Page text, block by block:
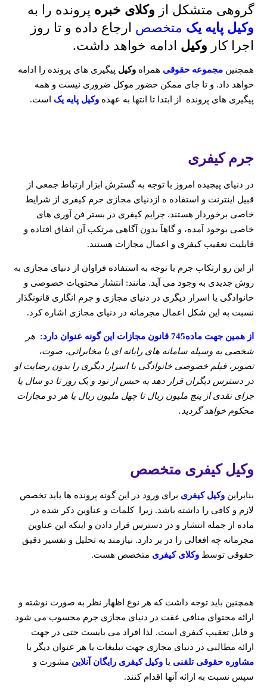
گروهی متشکل از وکلای خبره پرونده را به
وکیل پایه یک متخصص ارجاع داده و تا روز
اجرا کار وکیل ادامه خواهد داشت.
همچنینمجموعه حقوقی همراهوکیل پیگیری های پرونده را ادامه
خواهد داد. و تا جای ممکن حضور موکل ضروری نیست و همه
پیگیری های پرونده از ابتدا تا انتها به عهدهوکیل پایه یک است.
جرم کیفری
در دنیای پیچیده امروز با توجه به گسترش ابزار ارتباط جمعی از
قبیل اینترنت و استفاده ه ازدنیای مجازی جرم کیفری از شرایط
خاصی برخوردار هستند. جرایم کیفری در بستر فن آوری های
خاصی بوجود آمده، و گاهآ بدون آگاهی مرتکب آن اتفاق افتاده و
قابلیت تعقیب کیفری و اعمال مجازات هستند.
از این رو ارتکاب جرم با توجه به استفاده فراوان از دنیای مجازی به
روش جدیدی به وجود می آید. مانند: انتشار محتویات خصوصی و
خانوادگی یا اسرار دیگری در دنیای مجازی و جرم انگاری قانونگذار
نسبت به این شکل اعمال مجرمانه در دنیای مجازی اشاره کرد.
از همین جهت ماده745 قانون مجازات این گونه عنوان دارد:
هر
شخصی به وسیله سامانه های رایانه ای یا مخابراتی، صوت،
تصویر، فیلم خصوصی خانوادگی یا اسرار دیگری را بدون رضایت او
در دسترس دیگران قرار دهد به حبس از نود و یک روز تا دو سال یا
جزای نقدی از پنج ملیون ریال تا چهل ملیون ریال یا هر دو مجازات
محکوم خواهد گردید.
وکیل کیفری متخصص
بنابراینوکیل کیفری برای ورود در این گونه پرونده ها باید تخصص
لازم و کافی را داشته باشد. زیرا کلمات و عناوین ذکر شده در
ماده از جمله انتشار و در دسترس قرار دادن و اینکه این عناوین
مجرمانه چه افعالی را در بر دارد. نیازمند به تحلیل و تفسیر دقیق
حقوقی توسطوکلای کیفری متخصص هست.
همچنین باید توجه داشت که هر نوع اظهار نظر به صورت نوشته و
ارائه محتوای منافی عفت در دنیای مجازی جرم محسوب می شود
و قابل تعقیب کیفری است. لذا افراد می بایست حتی در جهت
ارائه مطالبی در دنیای مجازی جهت تبلیغات یا هر عنوان دیگر با
مشاوره حقوقی تلفنی یا وکیل کیفری رایگان آنلاین مشورت و
سپس نسبت به ارائه آنها اقدام کنند.